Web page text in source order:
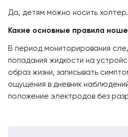
Да, детям можно носить холтер.
Какие основные правила
В период мониторирования
попадания жидкости на
образ жизни, записывать
ощущения в дневник
положение электродов без